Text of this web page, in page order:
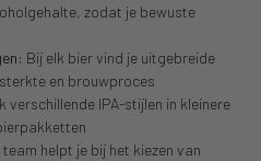
zodat je bewuste
Bij elk bier vind je uitgebreide
en brouwproces
verschillende IPA-stijlen in kleinere
team helpt je bij het kiezen van